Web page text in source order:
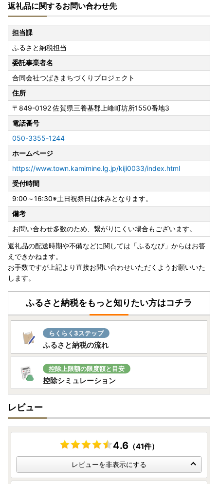
長期不在のご予定がある場合は事前にご連絡ください。
※出荷準備の都合により、出荷後のご連絡には対応できませ
ん。あらかじめご了承ください。
【お問い合わせへのご回答について】
現在、多数のお問い合わせを頂戴しており、ご回答までに通
常よりお時間をいただいております。
順次対応を進めておりますので、恐れ入りますが今しばらく
お待ちくださいますようお願い申し上げます。
ご迷惑をおかけいたしますが、何卒ご理解・ご協力のほどよ
ろしくお願いいたします。
【総務大臣から「ふるさと納税の対象となる地方団体」とし
て指定を受けました】
佐賀県上峰町は総務大臣の指定により、これまで通りふるさ
と納税の対象となりました。
引き続き上峰町を応援していただきますよう、よろしくお願
い申し上げます。
指定対象期間：令和7年10月1日から令和8年9月30日
【返礼品の発送について】
返礼品の発送は、取扱事業者の準備が整い次第順次発送して
おりますが、人気のお品につきましてはお時間をいただく場
合がございます。
なお、出荷完了次第、「出荷のお知らせメール」が配信され
ますので併せてご確認いただけますと幸いです。
無かった際など受取人様のご都合でお受取りいただけなかっ
た場合、再発送はいたしかねます。また、備考欄に不在日以
外のご要望を記入いただきましてもご対応いたしかねますの
で、予めご了承ください。
返礼品のお届け予定日について、電話・メール等による個別
の連絡はいたしかねますので、予めご了承ください。
しかねます。
発送の際の伝票等には「ふるさと納税」の表記が入ります。
予めご了承ください。
また、住所変更やお礼の品の配送先の変更希望の際は必ずご
連絡をお願いいたします。
※各ふるさと納税ポータルサイト上での変更のみでは既にお
申し込みいただいたご寄附には反映されません。ご注意くだ
さい。
【新しいオンラインワンストップ特例申請方法のご案内】
返礼品に関するお問い合わせ先
担当課
ふるさと納税担当
委託事業者名
合同会社つばきまちづくりプロジェクト
住所
〒849-0192佐賀県三養基郡上峰町坊所1550番地3
電話番号
050-3355-1244
ホームページ
https://www.town.kamimine.lg.jp/kiji0033/index.html
受付時間
9:00～16:30※土日祝祭日は休みとなります。
備考
お問い合わせ多数のため、繋がりにくい場合もございます。
返礼品の配送時期や不備などに関しては「ふるなび」からはお答
えできかねます。
お手数ですが上記より直接お問い合わせいただくようお願いいた
します。
ふるさと納税をもっと知りたい方はコチラ
らくらく3ステップ
ふるさと納税の流れ
控除上限額の限度額と目安
控除シミュレーション
レビュー
4.6（41件）
レビューを非表示にする